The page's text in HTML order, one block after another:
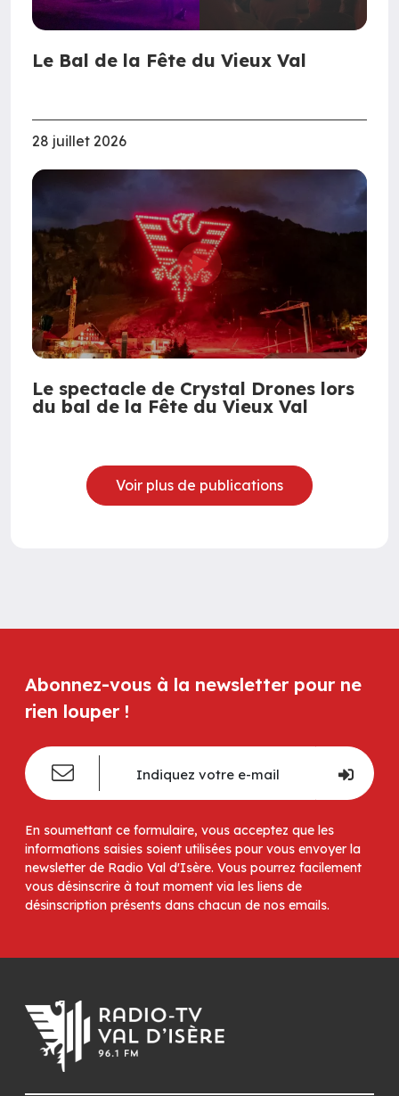
Le Bal de la Fête du Vieux Val
28 juillet 2026
Le spectacle de Crystal Drones lors
du bal de la Fête du Vieux Val
Voir plus de publications
Abonnez-vous à la newsletter pour ne
rien louper !
En soumettant ce formulaire, vous acceptez que les
informations saisies soient utilisées pour vous envoyer la
newsletter de Radio Val d'Isère. Vous pourrez facilement
vous désinscrire à tout moment via les liens de
désinscription présents dans chacun de nos emails.